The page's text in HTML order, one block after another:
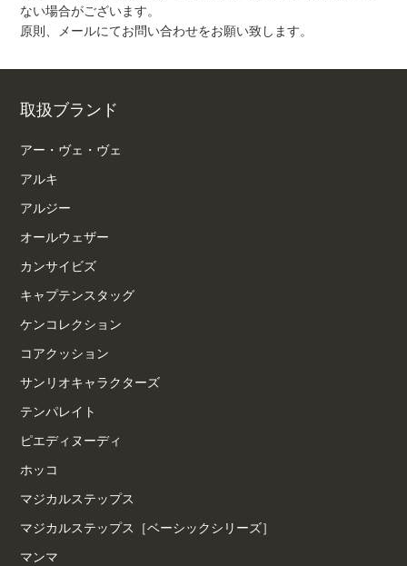
ない場合がございます。
原則、メールにてお問い合わせをお願い致します。
取扱ブランド
アー・ヴェ・ヴェ
アルキ
アルジー
オールウェザー
カンサイビズ
キャプテンスタッグ
ケンコレクション
コアクッション
サンリオキャラクターズ
テンパレイト
ピエディヌーディ
ホッコ
マジカルステップス
マジカルステップス［ベーシックシリーズ］
マンマ